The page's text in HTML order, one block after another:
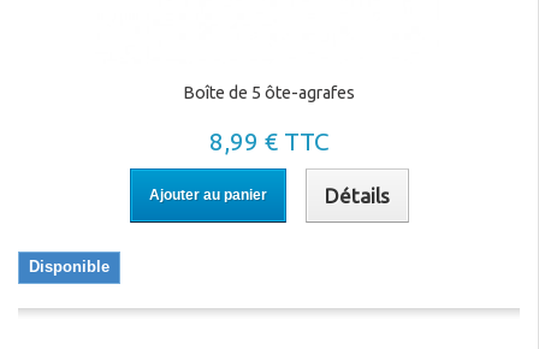
Boîte de 5 ôte-agrafes
8,99 € TTC
Ajouter au panier Détails
Disponible